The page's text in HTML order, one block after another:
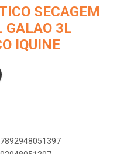
SECAGEM
GALAO 3L
IQUINE